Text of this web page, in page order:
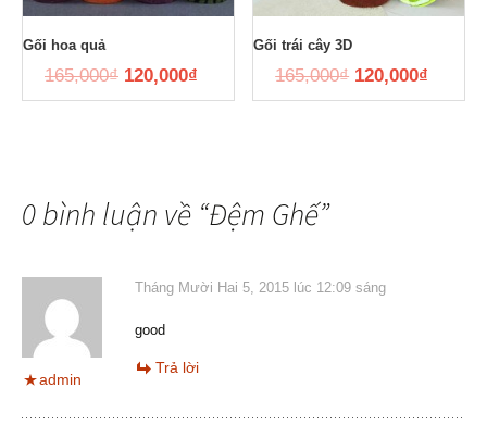
Gối hoa quả
165,000₫ 120,000₫
Gối trái cây 3D
165,000₫ 120,000₫
0 bình luận về “Đệm Ghế”
admin
Tháng Mười Hai 5, 2015 lúc 12:09 sáng
good
Trả lời